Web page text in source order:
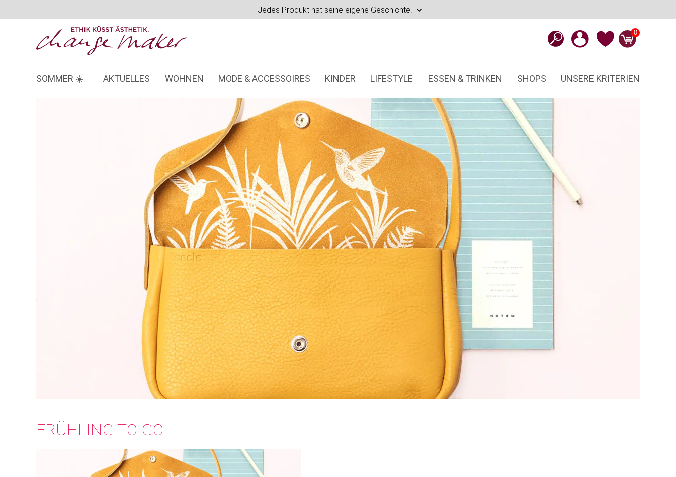
Jedes Produkt hat seine eigene Geschichte.
0
SOMMER ☀️ AKTUELLES WOHNEN MODE & ACCESSOIRES KINDER LIFESTYLE ESSEN & TRINKEN SHOPS UNSERE KRITERIEN
FRÜHLING TO GO